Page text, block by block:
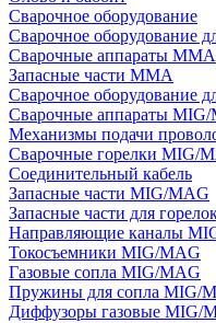
Сварочное оборудование
Сварочное оборудование
Сварочные аппараты MMA
Запасные части MMA
Сварочное оборудование
Сварочные аппараты
Механизмы подачи
Сварочные горелки MIG/
Соединительный кабель
Запасные части MIG/MAG
Запасные части для
Направляющие каналы
Токосъемники MIG/MAG
Газовые сопла MIG/MAG
Пружины для сопла MIG/
Диффузоры газовые MIG/